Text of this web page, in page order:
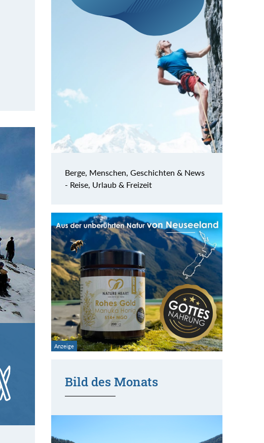
Berge, Menschen, Geschichten & News
- Reise, Urlaub & Freizeit
Bild des Monats